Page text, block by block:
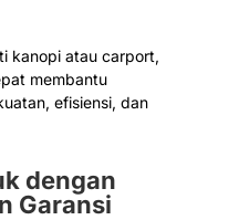
kanopi atau carport,
membantu
efisiensi, dan
dengan
Garansi